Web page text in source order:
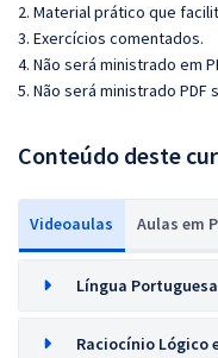
2. Material prático que
3. Exercícios comentados.
4. Não será ministrado em
5. Não será ministrado PDF
Conteúdo deste
Videoaulas Aulas em
Língua Portuguesa
Raciocínio Lógico